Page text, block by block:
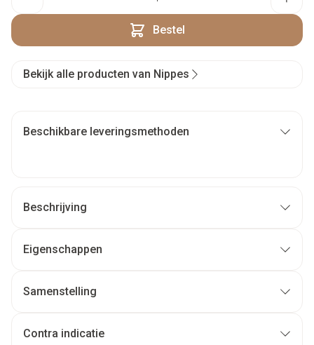
Bestel
Bekijk alle producten van Nippes
Beschikbare leveringsmethoden
Beschrijving
Eigenschappen
Samenstelling
Contra indicatie